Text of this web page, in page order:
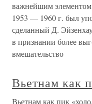
важнейшим
1953 — 1960 г. был
сделанный Д.
в признании более
вмешательство
Вьетнам как
Вьетнам как пик